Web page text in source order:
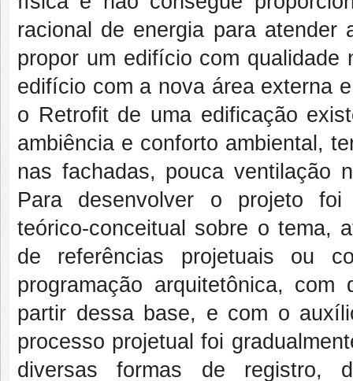
racional de energia para
propor um edifício com
edifício com a nova área externa
o Retrofit de uma edificação
ambiência e conforto ambiental,
nas fachadas, pouca ventilação
Para desenvolver o projeto foi
teórico-conceitual sobre o tema,
de referências projetuais ou
programação arquitetônica,
partir dessa base, e com o
processo projetual foi
diversas formas de registro,